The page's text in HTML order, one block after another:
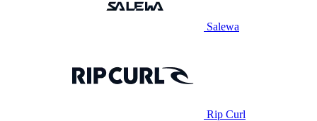
Salewa
Rip Curl